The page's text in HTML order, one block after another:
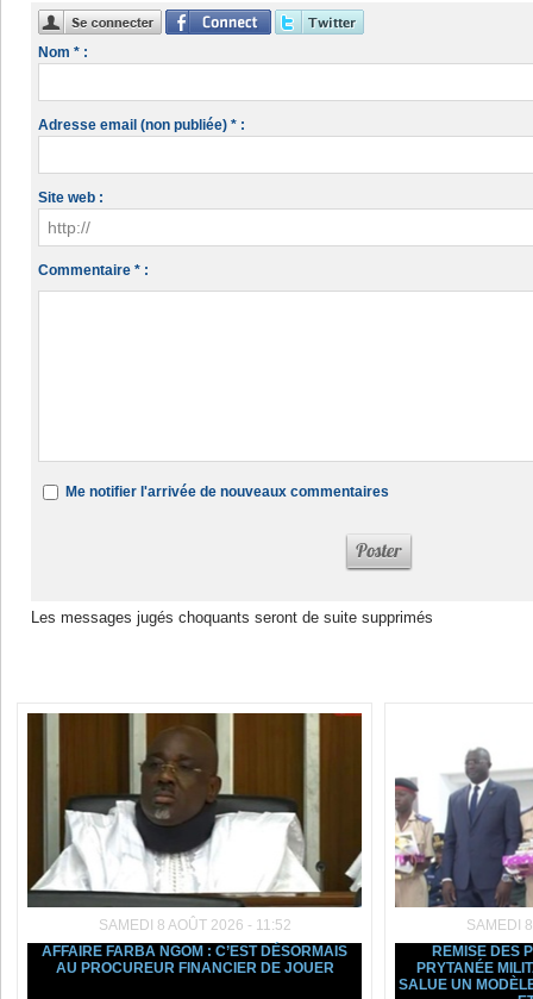
Nom * :
Adresse email (non publiée) * :
Site web :
Commentaire * :
Me notifier l'arrivée de nouveaux commentaires
Les messages jugés choquants seront de suite supprimés
SAMEDI 8 AOÛT 2026 - 11:52
AFFAIRE FARBA NGOM : C’EST DÉSORMAIS
AU PROCUREUR FINANCIER DE JOUER
SAMEDI
REMISE DES
PRYTANÉE
SALUE UN